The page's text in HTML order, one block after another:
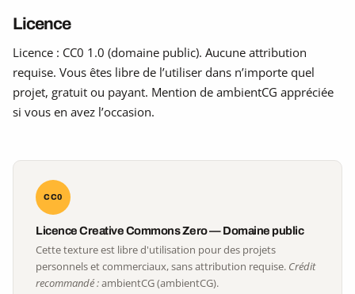
Licence
Licence : CC0 1.0 (domaine public). Aucune attribution
requise. Vous êtes libre de l’utiliser dans n’importe quel
projet, gratuit ou payant. Mention de ambientCG appréciée
si vous en avez l’occasion.
CC0
Licence Creative Commons Zero — Domaine public
Cette texture est libre d'utilisation pour des projets
personnels et commerciaux, sans attribution requise. Crédit
recommandé :ambientCG (ambientCG).